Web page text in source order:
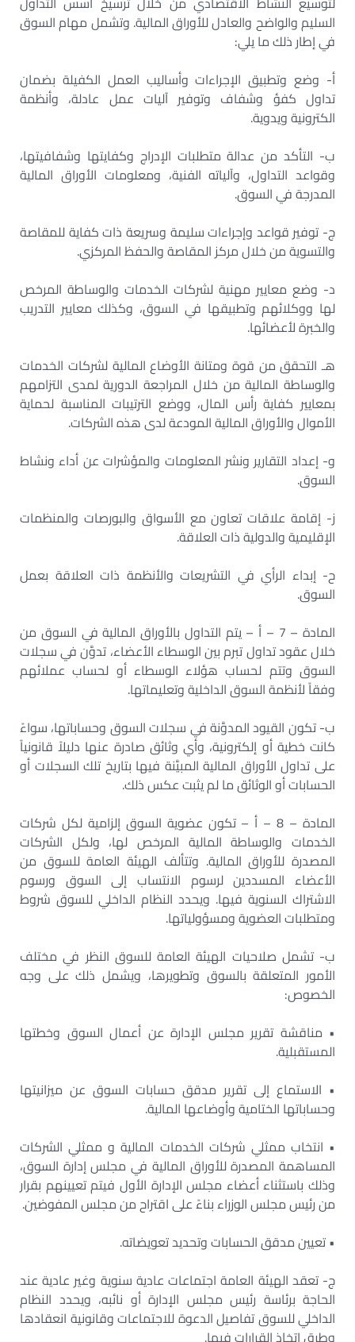
السليم والواضح والعادل للأوراق المالية. وتشمل مهام السوق
في إطار ذلك ما يلي:
أ- وضع وتطبيق الإجراءات وأساليب العمل الكفيلة بضمان
تداول كفؤ وشفاف وتوفير آليات عمل عادلة، وأنظمة
الكترونية ويدوية.
ب- التأكد من عدالة متطلبات الإدراج وكفايتها وشفافيتها،
وقواعد التداول، وآلياته الفنية، ومعلومات الأوراق المالية
المدرجة في السوق.
ج- توفير قواعد وإجراءات سليمة وسريعة ذات كفاية للمقاصة
والتسوية من خلال مركز المقاصة والحفظ المركزي.
د- وضع معايير مهنية لشركات الخدمات والوساطة المرخص
لها ووكلائهم وتطبيقها في السوق، وكذلك معايير التدريب
والخبرة لأعضائها.
هـ التحقق من قوة ومتانة الأوضاع المالية لشركات الخدمات
والوساطة المالية من خلال المراجعة الدورية لمدى التزامهم
بمعايير كفاية رأس المال، ووضع الترتيبات المناسبة لحماية
الأموال والأوراق المالية المودعة لدى هذه الشركات.
و- إعداد التقارير ونشر المعلومات والمؤشرات عن أداء ونشاط
السوق.
ز- إقامة علاقات تعاون مع الأسواق والبورصات والمنظمات
الإقليمية والدولية ذات العلاقة.
ح- إبداء الرأي في التشريعات والأنظمة ذات العلاقة بعمل
السوق.
المادة – 7 – أ – يتم التداول بالأوراق المالية في السوق من
خلال عقود تداول تبرم بين الوسطاء الأعضاء، تدوَّن في سجلات
السوق وتتم لحساب هؤلاء الوسطاء أو لحساب عملائهم
وفقاً لأنظمة السوق الداخلية وتعليماتها.
ب- تكون القيود المدوَّنة في سجلات السوق وحساباتها، سواءً
كانت خطية أو إلكترونية، وأي وثائق صادرة عنها دليلاً قانونياً
على تداول الأوراق المالية المبيَّنة فيها بتاريخ تلك السجلات أو
الحسابات أو الوثائق ما لم يثبت عكس ذلك.
المادة – 8 – أ – تكون عضوية السوق إلزامية لكل شركات
الخدمات والوساطة المالية المرخص لها، ولكل الشركات
المصدرة للأوراق المالية. وتتألف الهيئة العامة للسوق من
الأعضاء المسددين لرسوم الانتساب إلى السوق ورسوم
الاشتراك السنوية فيها. ويحدد النظام الداخلي للسوق شروط
ومتطلبات العضوية ومسؤولياتها.
ب- تشمل صلاحيات الهيئة العامة للسوق النظر في مختلف
الأمور المتعلقة بالسوق وتطويرها، ويشمل ذلك على وجه
الخصوص:
• مناقشة تقرير مجلس الإدارة عن أعمال السوق وخطتها
المستقبلية.
• الاستماع إلى تقرير مدقق حسابات السوق عن ميزانيتها
وحساباتها الختامية وأوضاعها المالية.
• انتخاب ممثلي شركات الخدمات المالية و ممثلي الشركات
المساهمة المصدرة للأوراق المالية في مجلس إدارة السوق،
وذلك باستثناء أعضاء مجلس الإدارة الأول فيتم تعيينهم بقرار
من رئيس مجلس الوزراء بناءً على اقتراح من مجلس المفوضين.
• تعيين مدقق الحسابات وتحديد تعويضاته.
ج- تعقد الهيئة العامة اجتماعات عادية سنوية وغير عادية عند
الحاجة برئاسة رئيس مجلس الإدارة أو نائبه، ويحدد النظام
الداخلي للسوق تفاصيل الدعوة للاجتماعات وقانونية انعقادها
وطرق اتخاذ القرارات فيها.